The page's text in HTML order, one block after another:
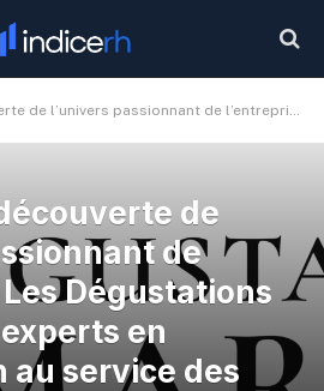
l’entreprise Les Dégustations de Marion : experts en dégustation au service des produits locaux et frais
de
de
Dégustations
en
au service des